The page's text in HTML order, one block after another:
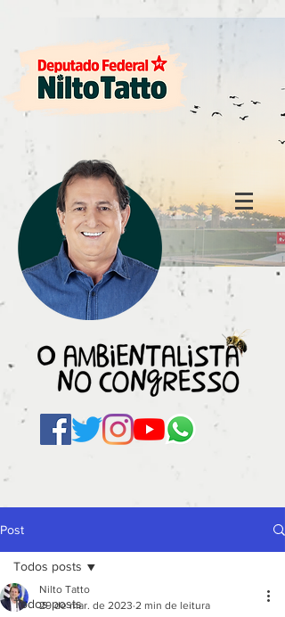
Post
Todos posts
Todos posts
Nilto Tatto
29 de mar. de 2023 2 min de leitura